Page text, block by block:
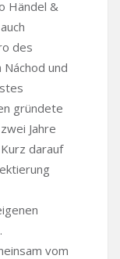
Händel &
des
und
gründete
Jahre
darauf
vom